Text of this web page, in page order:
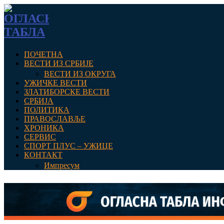
ПОЧЕТНА
ВЕСТИ ИЗ СРБИЈЕ
ВЕСТИ ИЗ ОКРУГА
УЖИЧКЕ ВЕСТИ
ЗЛАТИБОРСКЕ ВЕСТИ
СРБИЈА
ПОЛИТИКА
ПРАВОСЛАВЉЕ
ХРОНИКА
СЕРВИС
СПОРТ ПЛУС – УЖИЦЕ
КОНТАКТ
Импресум